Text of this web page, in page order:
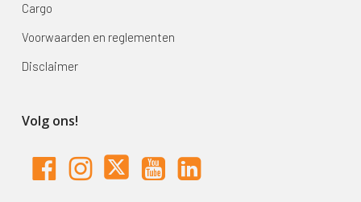
Cargo
Voorwaarden en reglementen
Disclaimer
Volg ons!